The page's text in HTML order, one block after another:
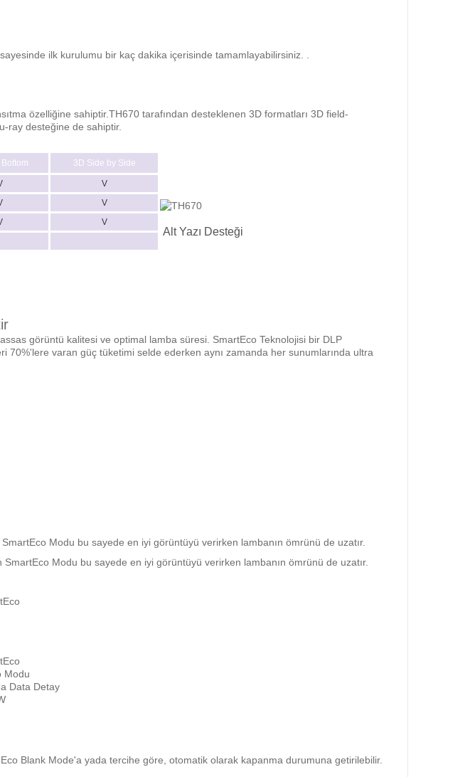
ilk kurulumu bir kaç dakika içerisinde tamamlayabilirsiniz. .
özelliğine sahiptir.TH670 tarafından desteklenen 3D formatları 3D field-
ray desteğine de sahiptir.
3D Side by Side
V
V
V
Alt Yazı Desteği
görüntü kalitesi ve optimal lamba süresi. SmartEco Teknolojisi bir DLP
varan güç tüketimi selde ederken aynı zamanda her sunumlarında ultra
Modu bu sayede en iyi görüntüyü verirken lambanın ömrünü de uzatır.
Modu bu sayede en iyi görüntüyü verirken lambanın ömrünü de uzatır.
Modu
Data Detay
Blank Mode'a yada tercihe göre, otomatik olarak kapanma durumuna getirilebilir.